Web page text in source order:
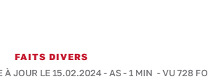
FAITS DIVERS
À JOUR LE 15.02.2024 -AS-1 MIN - VU 728